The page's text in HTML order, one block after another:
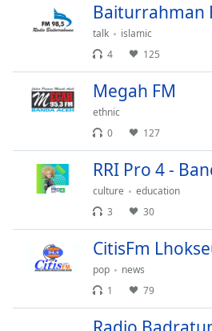
Rate
Chapters
Descriptions
descriptions
off,
selected
subtitles
settings
Baiturrahman
talk
islamic
4
125
Megah FM
ethnic
0
127
RRI Pro 4 -
culture
education
3
30
CitisFm
pop
news
1
79